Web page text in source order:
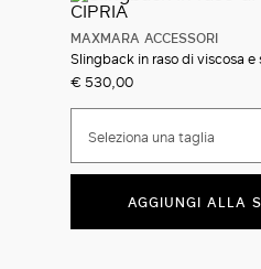
MAXMARA ACCESSORI
Slingback in raso di viscosa e
€ 530,00
Seleziona una taglia
AGGIUNGI ALLA